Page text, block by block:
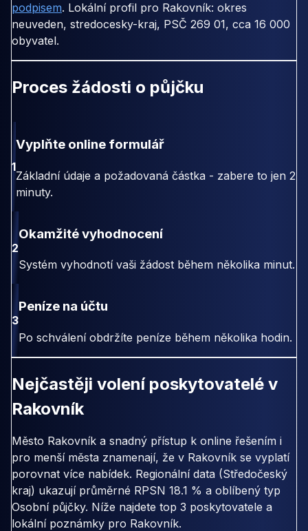
podpisem. Lokální profil pro Rakovník: okres
neuveden, stredocesky-kraj, PSČ 269 01, cca 16 000
obyvatel.
Proces žádosti o půjčku
1
Vyplňte online formulář
Základní údaje a požadovaná částka - zabere to jen 2
minuty.
2
Okamžité vyhodnocení
Systém vyhodnotí vaši žádost během několika minut.
3
Peníze na účtu
Po schválení obdržíte peníze během několika hodin.
Nejčastěji volení poskytovatelé v
Rakovník
Město Rakovník a snadný přístup k online řešením i
pro menší města znamenají, že v Rakovník se vyplatí
porovnat více nabídek. Regionální data (Středočeský
kraj) ukazují průměrné RPSN 18.1 % a oblíbený typ
Osobní půjčky. Níže najdete top 3 poskytovatele a
lokální poznámky pro Rakovník.